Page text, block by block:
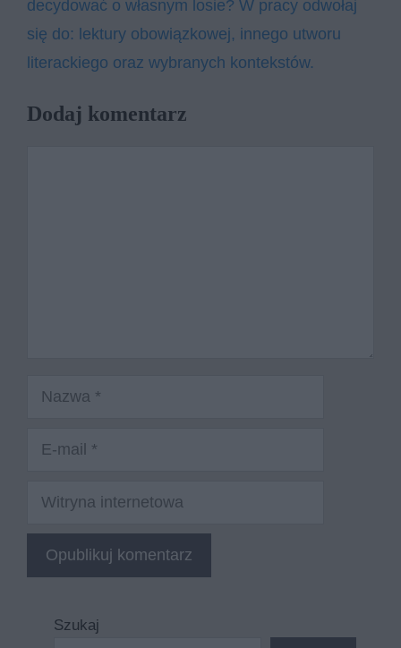
decydować o własnym losie? W pracy odwołaj
się do: lektury obowiązkowej, innego utworu
literackiego oraz wybranych kontekstów.
Dodaj komentarz
Witryna
internetowa
Szukaj